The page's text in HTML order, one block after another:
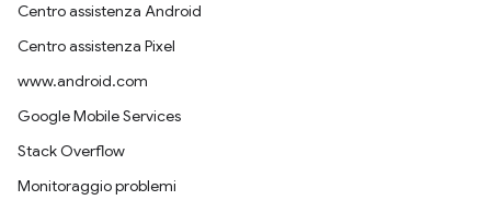
Centro assistenza Android
Centro assistenza Pixel
www.android.com
Google Mobile Services
Stack Overflow
Monitoraggio problemi